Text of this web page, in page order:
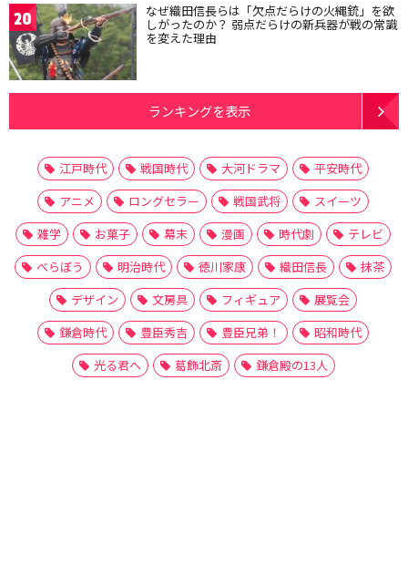
20 なぜ織田信長らは「欠点だらけの火縄銃」を欲
しがったのか？ 弱点だらけの新兵器が戦の常識
を変えた理由
ランキングを表示
江戸時代 戦国時代 大河ドラマ
平安時代
アニメ
ロングセラー 戦国武将
スイーツ
雑学
お菓子 幕末 漫画 時代劇
テレビ
べらぼう
明治時代 徳川家康 織田信長
抹茶
デザイン
文房具 フィギュア
展覧会
鎌倉時代
豊臣秀吉 豊臣兄弟！
昭和時代
光る君へ
葛飾北斎 鎌倉殿の13人